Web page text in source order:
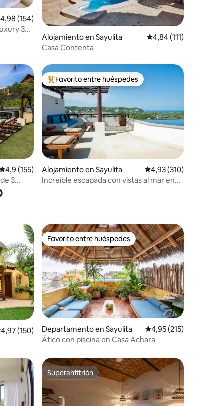
promedio: 4,98 de 5. 154 evaluaciones
4,98 (154)
Alojamiento en Sayulita Calificación promedio:
4,84 (111)
Casa Contenta
Calificación promedio: 4,9 de 5. 155 evaluaciones
4,9 (155)
3
Favorito entre los huéspedes más destacados
Favorito entre huéspedes
Alojamiento en Sayulita Calificación promedio:
4,93 (310)
Increíble escapada con vistas al mar en
destacados
promedio: 4,97 de 5. 150 evaluaciones
4,97 (150)
Favorito entre huéspedes
Favorito entre huéspedes
Departamento en Sayulita Calificación promedio:
4,95 (215)
Ático con piscina en Casa Achara
Superanfitrión
Superanfitrión